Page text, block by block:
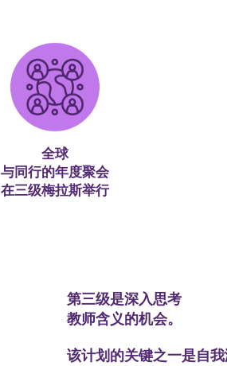
全球
与同行的年度聚会
在三级梅拉斯举行
第三级是深入思考
教师含义的机会。
该计划的关键之一是自我